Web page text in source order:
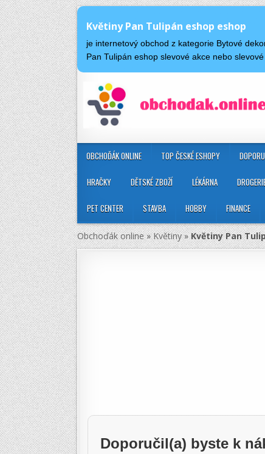
Květiny Pan Tulipán eshop eshop
je internetový obchod z kategorie Bytové
Pan Tulipán eshop slevové akce nebo
OBCHOĎÁK ONLINE TOP ČESKÉ ESHOPY
HRAČKY DĚTSKÉ ZBOŽÍ LÉKÁRNA
PET CENTER STAVBA HOBBY FINANCE
Obchoďák online»Květiny»Květiny Pan
Doporučil(a) byste k